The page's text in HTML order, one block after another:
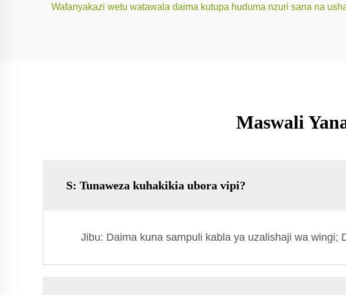
Wafanyakazi wetu watawala daima kutupa huduma nzuri sana na
Maswali
S: Tunaweza kuhakikia ubora vipi?
Jibu: Daima kuna sampuli kabla ya uzalishaji wa